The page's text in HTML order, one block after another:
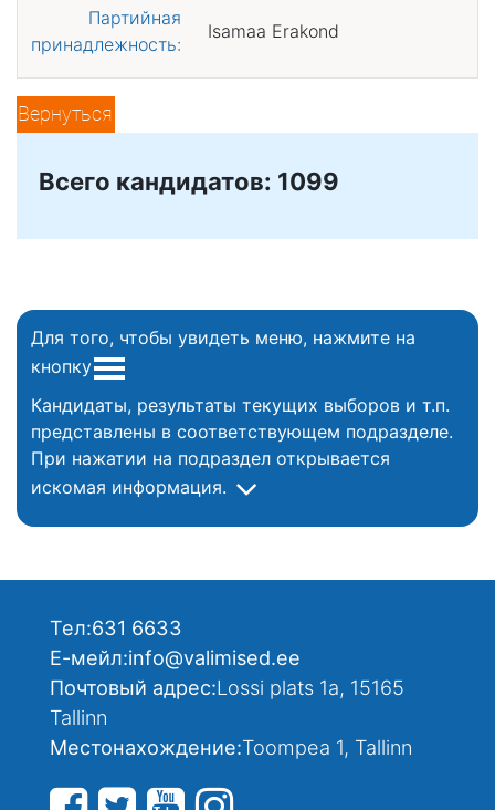
Партийная
принадлежность:
Isamaa Erakond
Вернуться
Всего кандидатов: 1099
Для того, чтобы увидеть меню, нажмите на
кнопку
Кандидаты, результаты текущих выборов и т.п.
представлены в соответствующем подразделе.
При нажатии на подраздел открывается
искомая информация.
Тел:631 6633
Е-мейл:info@valimised.ee
Почтовый адрес:Lossi plats 1a, 15165
Tallinn
Местонахождение:Toompea 1, Tallinn